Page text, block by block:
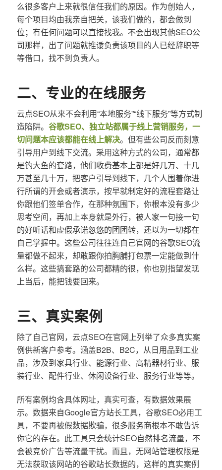
么很多客户上来就很信任我们的原因。作为创始人，
每个项目均由我亲自把关，该我们做的，都会做到
位；有任何问题可以直接找我。不会出现其他SEO公
司那样，出了问题就推诿负责该项目的人已经辞职等
等借口，找不到负责人。
二、专业的在线服务
云点SEO从来不会利用“本地服务”“线下服务”等方式制
造陷阱。 谷歌SEO、独立站都属于线上营销服务，一
切问题本应该都能在线上解决。但有些公司反而刻意
引导用户到线下交流。采用这种方式的公司，通常都
是钓大鱼的套路，他们收费基本上都是好几万、十几
万甚至几十万，把客户引导到线下，几个人围着你进
行所谓的开会或者演示，按早就制定好的流程套路让
你跟他们签单合作，在那种氛围下，你根本没有多少
思考空间，再加上本身就是外行，被人家一句接一句
的好听话和虚假承诺忽悠的团团转，还以为一切都在
自己掌握中。这些公司往往连自己官网的谷歌SEO流
量都做不起来，却敢跟你拍胸脯打包票一定能做到什
么样。这些搞套路的公司都精的很，你也别指望发现
上当后，能把钱要回来。
三、真实案例
除了自己官网，云点SEO在官网上列举了众多真实案
例供新客户参考。涵盖B2B、B2C，从日用品到工业
品，涉及到家具行业、能源行业、高精器材行业、服
装行业、配件行业、休闲设备行业、服务行业等等。
所有案例均含具体网址，真实可查，有数据效果展
示。数据来自Google官方站长工具，谷歌SEO必用工
具，不要再被假数据欺骗，很多服务商根本不敢告诉
你它的存在。此工具只会统计SEO自然排名流量，不
会被竞价广告等流量干扰。而且，无网站管理权限是
无法获取该网站的谷歌站长数据的，这样的真实案例